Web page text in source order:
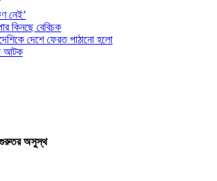
নেই’
কিনছে বেবিচক
দেশে ফেরত পাঠানো হলো
আটক
গুরুতর অসুস্থ